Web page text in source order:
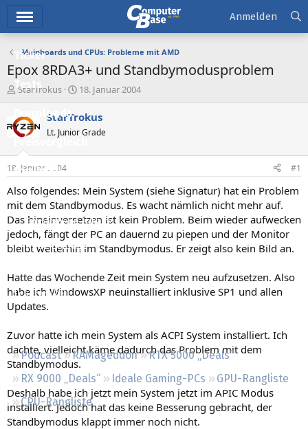
Ticker
Tests
Downloads
Preisvergleich
Forum
Aktuelles
Empfohlene Inhalte
Neue Beiträge
Leserartikel
Podcast RAMageddon
RTX 5000 „Deals“
RX 9000 „Deals“
Ideale Gaming-PCs
GPU-Rangliste
CPU-Rangliste
Anmelden
Mainboards und CPUs: Probleme mit AMD
Epox 8RDA3+ und Standbymodusproblem
E
s
t
e
e
r
StarTrokus
E
s
e
t
a
18. Januar 2004
StarTrokus
Lt. Junior Grade
18. Januar 2004 #1
Also folgendes: Mein System (siehe Signatur) hat ein Problem
mit dem Standbymodus. Es wacht nämlich nicht mehr auf.
Das hineinversetzen ist kein Problem. Beim wieder aufwecken
jedoch, fängt der PC an dauernd zu piepen und der Monitor
bleibt weiterhin im Standbymodus. Er zeigt also kein Bild an.
Hatte das Wochende Zeit mein System neu aufzusetzen. Also
habe ich WindowsXP neuinstalliert inklusive SP1 und allen
Updates.
Zuvor hatte ich mein System als ACPI System installiert. Ich
dachte, vielleicht käme dadurch das Problem mit dem
Standbymodus.
Deshalb habe ich jetzt mein System jetzt im APIC Modus
installiert. Jedoch hat das keine Besserung gebracht, der
Standbymodus klappt immer noch nicht.